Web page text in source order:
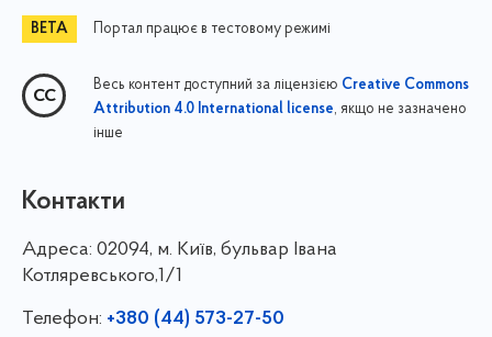
Портал працює в тестовому режимі
Весь контент доступний за ліцензією Creative Commons
Attribution 4.0 International license, якщо не зазначено
інше
Контакти
Адреса: 02094, м. Київ, бульвар Івана
Котляревського,1/1
Телефон: +380 (44) 573-27-50